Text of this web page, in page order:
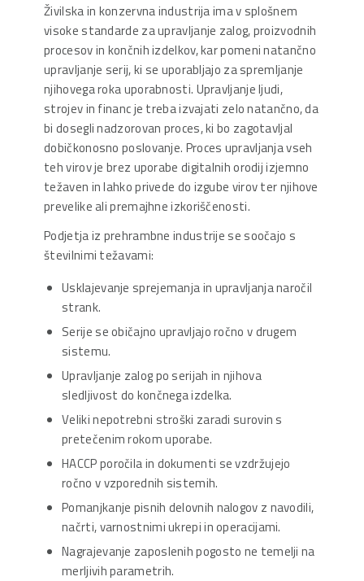
Živilska in konzervna industrija ima v splošnem
visoke standarde za upravljanje zalog, proizvodnih
procesov in končnih izdelkov, kar pomeni natančno
upravljanje serij, ki se uporabljajo za spremljanje
njihovega roka uporabnosti. Upravljanje ljudi,
strojev in financ je treba izvajati zelo natančno, da
bi dosegli nadzorovan proces, ki bo zagotavljal
dobičkonosno poslovanje. Proces upravljanja vseh
teh virov je brez uporabe digitalnih orodij izjemno
težaven in lahko privede do izgube virov ter njihove
prevelike ali premajhne izkoriščenosti.
Podjetja iz prehrambne industrije se soočajo s
številnimi težavami:
Usklajevanje sprejemanja in upravljanja naročil
strank.
Serije se običajno upravljajo ročno v drugem
sistemu.
Upravljanje zalog po serijah in njihova
sledljivost do končnega izdelka.
Veliki nepotrebni stroški zaradi surovin s
pretečenim rokom uporabe.
HACCP poročila in dokumenti se vzdržujejo
ročno v vzporednih sistemih.
Pomanjkanje pisnih delovnih nalogov z navodili,
načrti, varnostnimi ukrepi in operacijami.
Nagrajevanje zaposlenih pogosto ne temelji na
merljivih parametrih.